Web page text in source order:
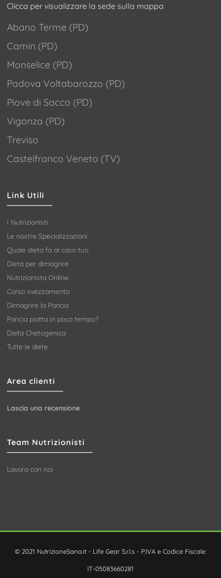
Clicca per visualizzare la sede sulla mappa
Abano Terme (PD)
Camin (PD)
Monselice (PD)
Padova Voltabarozzo (PD)
Piove di Sacco (PD)
Vigonza (PD)
Treviso
Castelfranco Veneto (TV)
Link Utili
I Nutrizionisti
Le nostre Specializzazioni
Quale dieta fa al caso tuo
Dieta per dimagrire
Nutrizionista Online
Corso svezzamento
Dimagrire la Pancia
Pancia piatta in poco tempo?
Dieta Chetogenica
Tutte le diete
Area clienti
Lascia una recensione
Team Nutrizionisti
Lavora con noi
© 2021 NutrizioneSana.it - Life Gear S.r.l.s - P.IVA e Codice Fiscale:
IT-05083660281